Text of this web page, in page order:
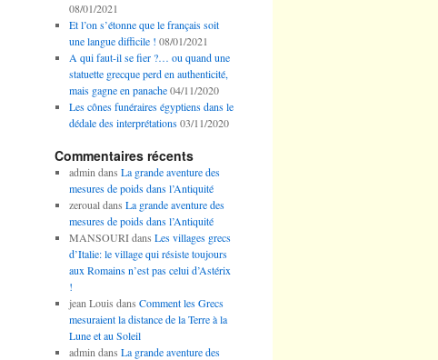
08/01/2021
Et l’on s’étonne que le français soit
une langue difficile ! 08/01/2021
A qui faut-il se fier ?… ou quand une
statuette grecque perd en authenticité,
mais gagne en panache 04/11/2020
Les cônes funéraires égyptiens dans le
dédale des interprétations 03/11/2020
Commentaires récents
admin dans La grande aventure des
mesures de poids dans l’Antiquité
zeroualdans La grande aventure des
mesures de poids dans l’Antiquité
MANSOURIdans Les villages grecs
d’Italie: le village qui résiste toujours
aux Romains n’est pas celui d’Astérix
!
jean Louis dans Comment les Grecs
mesuraient la distance de la Terre à la
Lune et au Soleil
admin dans La grande aventure des